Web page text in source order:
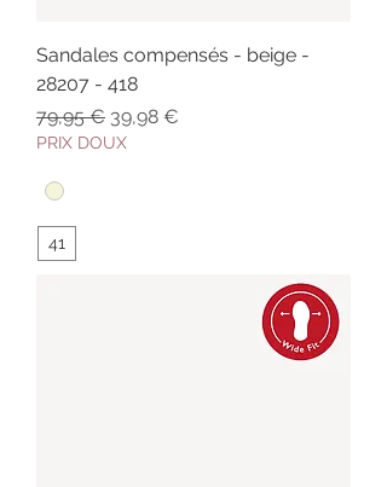
Sandales compensés - beige -
28207 - 418
Prix original
79,95 € Prix promotionnel
39,98 €
PRIX DOUX
41